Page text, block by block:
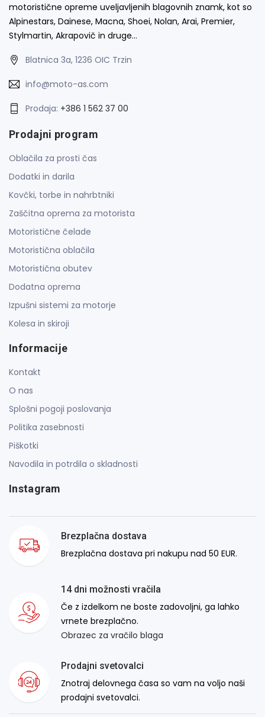
motoristične opreme uveljavljenih blagovnih znamk, kot so
Alpinestars, Dainese, Macna, Shoei, Nolan, Arai, Premier,
Stylmartin, Akrapovič in druge…
Blatnica 3a, 1236 OIC Trzin
info@moto-as.com
Prodaja: +386 1 562 37 00
Prodajni program
Oblačila za prosti čas
Dodatki in darila
Kovčki, torbe in nahrbtniki
Zaščitna oprema za motorista
Motoristične čelade
Motoristična oblačila
Motoristična obutev
Dodatna oprema
Izpušni sistemi za motorje
Kolesa in skiroji
Informacije
Kontakt
O nas
Splošni pogoji poslovanja
Politika zasebnosti
Piškotki
Navodila in potrdila o skladnosti
Instagram
Brezplačna dostava
Brezplačna dostava pri nakupu nad 50 EUR.
14 dni možnosti vračila
Če z izdelkom ne boste zadovoljni, ga lahko
vrnete brezplačno.
Obrazec za vračilo blaga
Prodajni svetovalci
Znotraj delovnega časa so vam na voljo naši
prodajni svetovalci.